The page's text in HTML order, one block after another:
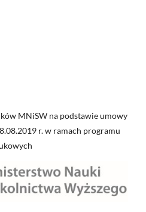
MNiSW na podstawie umowy
r. w ramach programu